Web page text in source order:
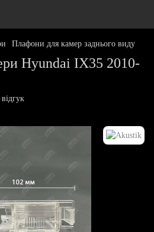
Плафони для камер заднього виду
Hyundai IX35 2010-